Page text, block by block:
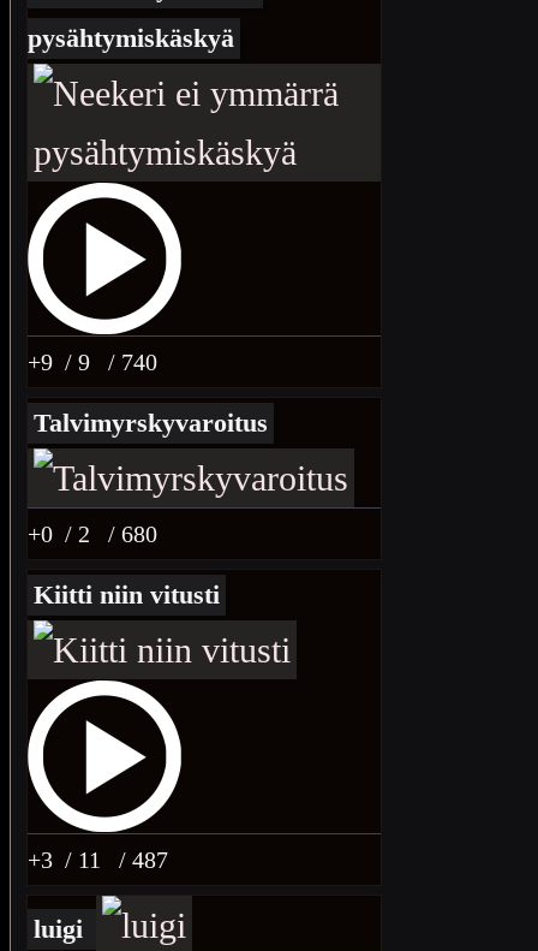
pysähtymiskäskyä
+9 / 9 / 740
Talvimyrskyvaroitus
+0 / 2 / 680
Kiitti niin vitusti
+3 / 11 / 487
luigi